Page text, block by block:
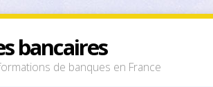
bancaires
de banques en France